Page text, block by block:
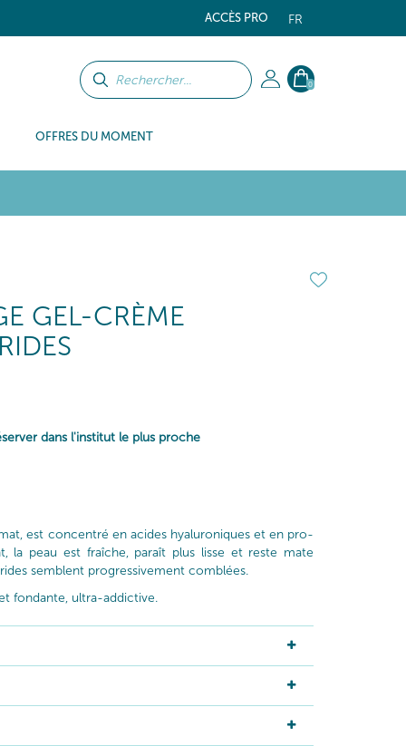
FR
ACCÈS PRO
0
OFFRES DU MOMENT
GEL-CRÈME
dans l'institut le plus proche
est concentré en acides hyaluroniques et en pro-
la peau est fraîche, paraît plus lisse et reste mate
semblent progressivement comblées.
fondante, ultra-addictive.